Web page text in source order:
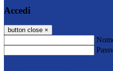
Accedi
button close ×